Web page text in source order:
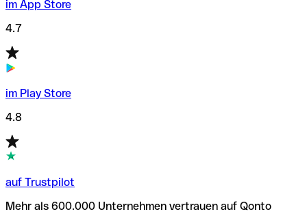
im App Store
4.7
im Play Store
4.8
auf Trustpilot
Mehr als 600.000 Unternehmen vertrauen auf Qonto